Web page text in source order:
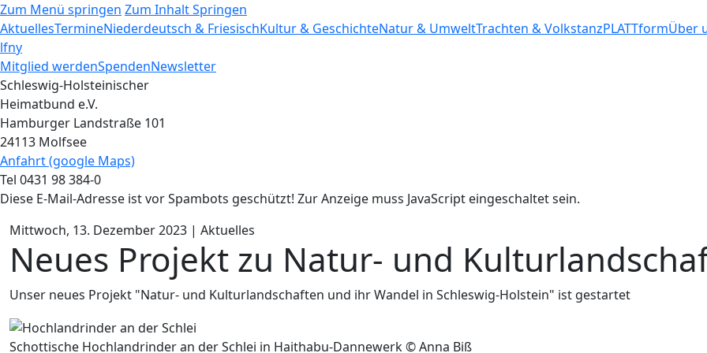
Zum Menü springen Zum Inhalt Springen
AktuellesTermineNiederdeutsch & FriesischKultur & GeschichteNatur & UmweltTrachten & VolkstanzPLATTformÜber
lfny
Mitglied werdenSpendenNewsletter
Schleswig-Holsteinischer
Heimatbund e.V.
Hamburger Landstraße 101
24113 Molfsee
Anfahrt (google Maps)
Tel 0431 98 384-0
Diese E-Mail-Adresse ist vor Spambots geschützt! Zur Anzeige muss JavaScript eingeschaltet sein.
Mittwoch, 13. Dezember 2023 | Aktuelles
Neues Projekt zu Natur- und
Unser neues Projekt "Natur- und Kulturlandschaften und ihr Wandel in Schleswig-Holstein" ist gestartet
Schottische Hochlandrinder an der Schlei in Haithabu-Dannewerk © Anna Biß